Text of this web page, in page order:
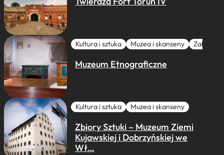
Kultura i sztuka Muzea i skanseny Zabytki I
Muzeum Etnograficzne
Kultura i sztuka Muzea i skanseny
Zbiory Sztuki – Muzeum Ziemi
Kujawskiej i Dobrzyńskiej we
Wł…